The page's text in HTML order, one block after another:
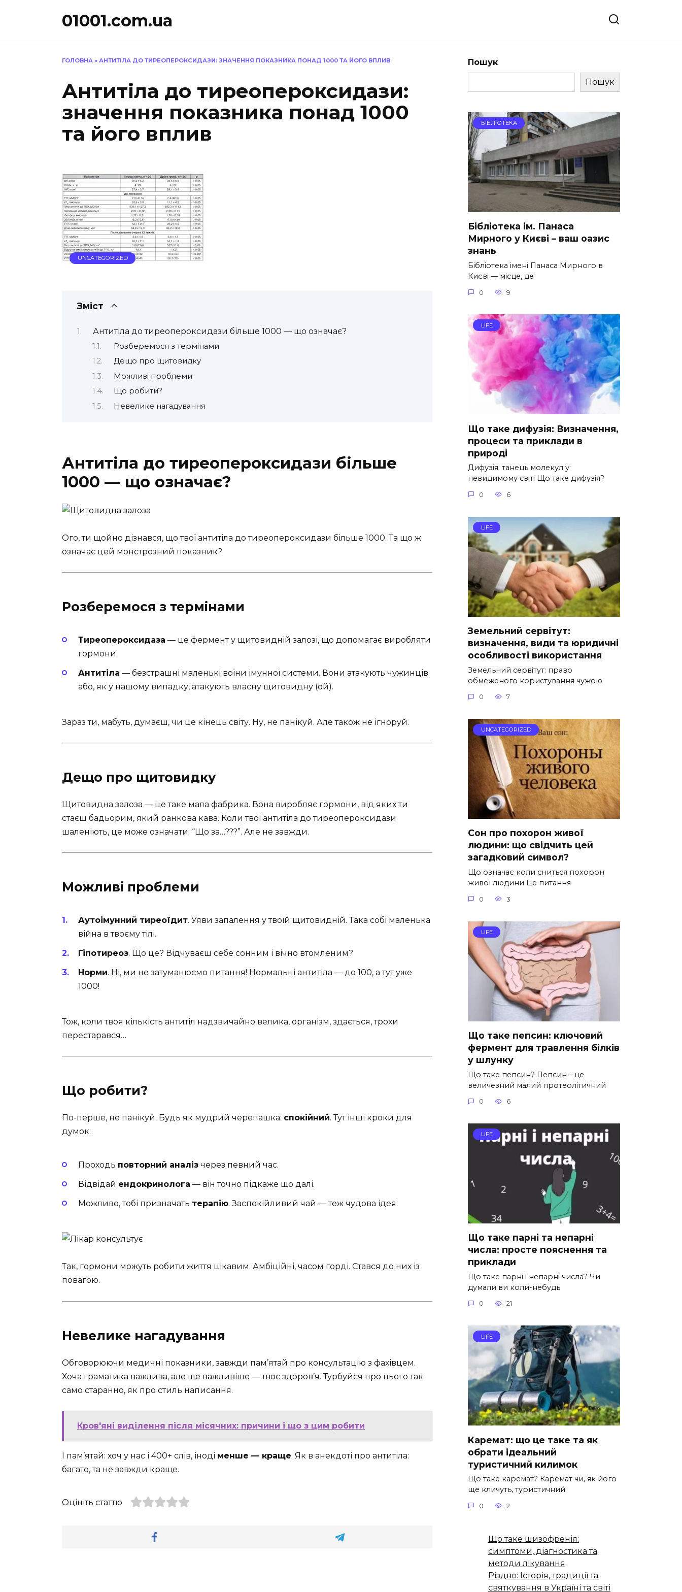
01001.com.ua
ГОЛОВНА » АНТИТІЛА ДО ТИРЕОПЕРОКСИДАЗИ: ЗНАЧЕННЯ ПОКАЗНИКА ПОНАД 1000 ТА ЙОГО ВПЛИВ
Антитіла до тиреопероксидази:
значення показника понад 1000
та його вплив
UNCATEGORIZED
Зміст
Антитіла до тиреопероксидази більше 1000 — що означає?
Розберемося з термінами
Дещо про щитовидку
Можливі проблеми
Що робити?
Невелике нагадування
Антитіла до тиреопероксидази більше
1000 — що означає?
Ого, ти щойно дізнався, що твої антитіла до тиреопероксидази більше 1000. Та що ж
означає цей монстрозний показник?
Розберемося з термінами
Тиреопероксидаза — це фермент у щитовидній залозі, що допомагає виробляти
гормони.
Антитіла — безстрашні маленькі воїни імунної системи. Вони атакують чужинців
або, як у нашому випадку, атакують власну щитовидну (ой).
Зараз ти, мабуть, думаєш, чи це кінець світу. Ну, не панікуй. Але також не ігноруй.
Дещо про щитовидку
Щитовидна залоза — це таке мала фабрика. Вона виробляє гормони, від яких ти
стаєш бадьорим, який ранкова кава. Коли твої антитіла до тиреопероксидази
шаленіють, це може означати: “Що за…???”. Але не завжди.
Можливі проблеми
Аутоімунний тиреоїдит. Уяви запалення у твоїй щитовидній. Така собі маленька
війна в твоєму тілі.
Гіпотиреоз. Що це? Відчуваєш себе сонним і вічно втомленим?
Норми. Ні, ми не затуманюємо питання! Нормальні антитіла — до 100, а тут уже
1000!
Тож, коли твоя кількість антитіл надзвичайно велика, організм, здається, трохи
перестарався…
Що робити?
По-перше, не панікуй. Будь як мудрий черепашка: спокійний. Тут інші кроки для
думок:
Проходь повторний аналіз через певний час.
Відвідай ендокринолога — він точно підкаже що далі.
Можливо, тобі призначать терапію. Заспокійливий чай — теж чудова ідея.
Так, гормони можуть робити життя цікавим. Амбіційні, часом горді. Стався до них із
повагою.
Невелике нагадування
Обговорюючи медичні показники, завжди пам’ятай про консультацію з фахівцем.
Хоча граматика важлива, але ще важливіше — твоє здоров’я. Турбуйся про нього так
само старанно, як про стиль написання.
Кров'яні виділення після місячних: причини і що з цим робити
І пам’ятай: хоч у нас і 400+ слів, іноді менше — краще. Як в анекдоті про антитіла:
багато, та не завжди краще.
Оцініть статтю
Пошук
Пошук
БІБЛІОТЕКА
Бібліотека ім. Панаса
Мирного у Києві – ваш оазис
знань
Бібліотека імені Панаса Мирного в
Києві — місце, де
0 9
LIFE
Що таке дифузія: Визначення,
процеси та приклади в
природі
Дифузія: танець молекул у
невидимому світі Що таке дифузія?
0 6
LIFE
Земельний сервітут:
визначення, види та юридичні
особливості використання
Земельний сервітут: право
обмеженого користування чужою
0 7
UNCATEGORIZED
Сон про похорон живої
людини: що свідчить цей
загадковий символ?
Що означає коли сниться похорон
живої людини Це питання
0 3
LIFE
Що таке пепсин: ключовий
фермент для травлення білків
у шлунку
Що таке пепсин? Пепсин – це
величезний малий протеолітичний
0 6
LIFE
Що таке парні та непарні
числа: просте пояснення та
приклади
Що таке парні і непарні числа? Чи
думали ви коли-небудь
0 21
LIFE
Каремат: що це таке та як
обрати ідеальний
туристичний килимок
Що таке каремат? Каремат чи, як його
ще кличуть, туристичний
0 2
Що таке шизофренія:
симптоми, діагностика та
методи лікування
Різдво: Історія, традиції та
святкування в Україні та світі